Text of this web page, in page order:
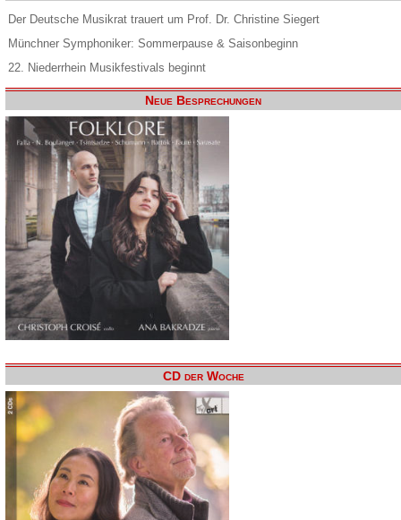
Der Deutsche Musikrat trauert um Prof. Dr. Christine Siegert
Münchner Symphoniker: Sommerpause & Saisonbeginn
22. Niederrhein Musikfestivals beginnt
Neue Besprechungen
CD der Woche